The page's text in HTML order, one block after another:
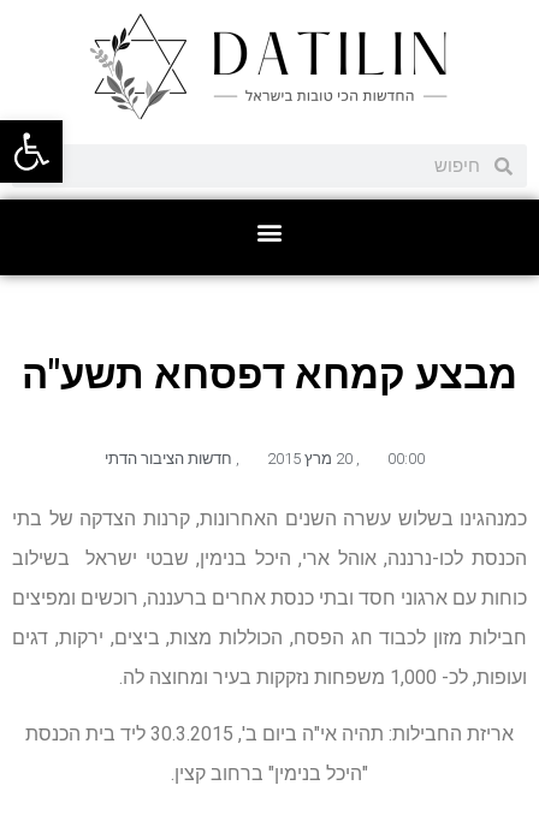
פתח
מבצע קמחא דפסחא תשע"ה
00:00
,
, חדשות הציבור הדתי
כמנהגינו בשלוש עשרה השנים האחרונות, קרנות הצדקה של בתי
הכנסת לכו-נרננה, אוהל ארי, היכל בנימין, שבטי ישראל בשילוב
כוחות עם ארגוני חסד ובתי כנסת אחרים ברעננה, רוכשים ומפיצים
חבילות מזון לכבוד חג הפסח, הכוללות מצות, ביצים, ירקות, דגים
ועופות, לכ- 1,000 משפחות נזקקות בעיר ומחוצה לה.
אריזת החבילות: תהיה אי"ה ביום ב', 30.3.2015 ליד בית הכנסת
"היכל בנימין" ברחוב קצין.